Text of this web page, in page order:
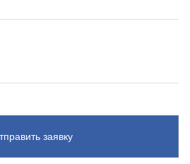
заявку